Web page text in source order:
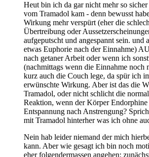
Heut bin ich da gar nicht mehr so
vom Tramadol kam - denn bewusst
Wirkung mehr verspürt (eher die
Übertreibung oder
aufgeputscht und angespannt sein. und
etwas Euphorie nach der Einnahme)
nach getaner Arbeit oder wenn ich
(nachmittags wenn die Einnahme noch
kurz auch die Couch lege, da spür ich
erwünschte Wirkung. Aber ist das die
Tramadol, oder nicht schlicht die
Reaktion, wenn der Körper Endorphine
Entspannung nach Anstrengung?
mit Tramadol hinterher was ich ohne
Nein hab leider niemand der mich
kann. Aber wie gesagt ich bin noch
eher folgendermassen angehen: